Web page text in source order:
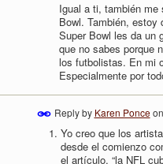
Igual a ti, también me
Bowl. También, estoy
Super Bowl les da un
que no sabes porque
los futbolistas. En mi
Especialmente por
Reply by Karen Ponceon
Yo creo que los
desde el comienzo
el artículo, “la NFL